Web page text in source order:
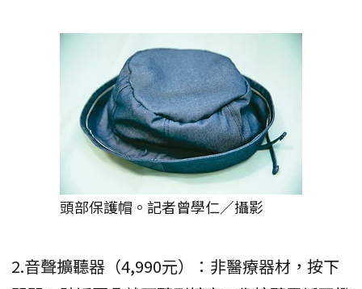
頭部保護帽。記者曾學仁／攝影
2.音聲擴聽器（4,990元）：非醫療器材，按下